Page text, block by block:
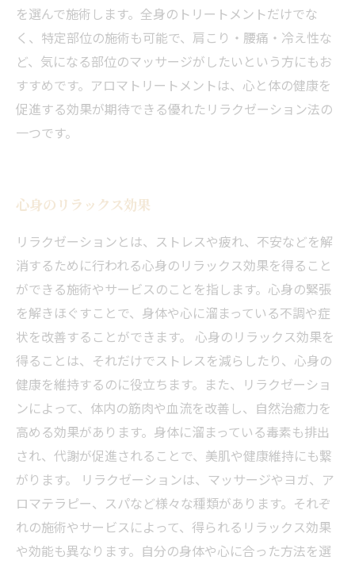
を選んで施術します。全身のトリートメントだけでな
く、特定部位の施術も可能で、肩こり・腰痛・冷え性な
ど、気になる部位のマッサージがしたいという方にもお
すすめです。アロマトリートメントは、心と体の健康を
促進する効果が期待できる優れたリラクゼーション法の
一つです。
心身のリラックス効果
リラクゼーションとは、ストレスや疲れ、不安などを解
消するために行われる心身のリラックス効果を得ること
ができる施術やサービスのことを指します。心身の緊張
を解きほぐすことで、身体や心に溜まっている不調や症
状を改善することができます。 心身のリラックス効果を
得ることは、それだけでストレスを減らしたり、心身の
健康を維持するのに役立ちます。また、リラクゼーショ
ンによって、体内の筋肉や血流を改善し、自然治癒力を
高める効果があります。身体に溜まっている毒素も排出
され、代謝が促進されることで、美肌や健康維持にも繋
がります。 リラクゼーションは、マッサージやヨガ、ア
ロマテラピー、スパなど様々な種類があります。それぞ
れの施術やサービスによって、得られるリラックス効果
や効能も異なります。自分の身体や心に合った方法を選